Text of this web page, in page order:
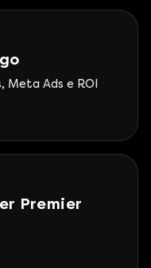
Meta Ads e ROI
Premier